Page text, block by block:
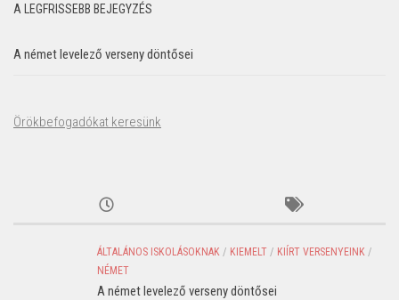
A LEGFRISSEBB BEJEGYZÉS
A német levelező verseny döntősei
Örökbefogadókat keresünk
ÁLTALÁNOS ISKOLÁSOKNAK / KIEMELT / KIÍRT VERSENYEINK /
NÉMET
A német levelező verseny döntősei